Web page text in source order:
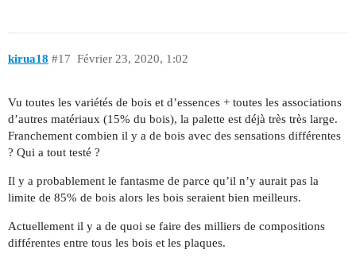
kirua18 Février 23, 2020, 1:02
#17
Vu toutes les variétés de bois et d’essences + toutes les associations
d’autres matériaux (15% du bois), la palette est déjà très très large.
Franchement combien il y a de bois avec des sensations différentes
? Qui a tout testé ?
Il y a probablement le fantasme de parce qu’il n’y aurait pas la
limite de 85% de bois alors les bois seraient bien meilleurs.
Actuellement il y a de quoi se faire des milliers de compositions
différentes entre tous les bois et les plaques.